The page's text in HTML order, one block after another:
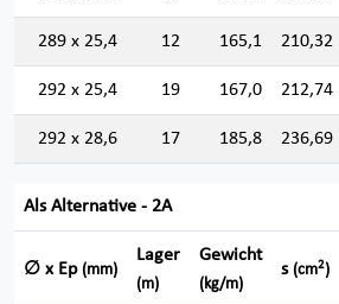
289 x 25,4 12 165,1 210,32
292 x 25,4 19 167,0 212,74
292 x 28,6 17 185,8 236,69
Als Alternative - 2A
∅ x Ep (mm)
Lager
(m)
Gewicht
(kg/m)
s (cm2)